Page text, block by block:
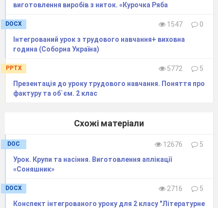
виготовлення виробів з ниток. «Курочка Ряба
DOCX 1547
0
Інтегрований урок з трудового навчання+ виховна
година (Соборна Україна)
PPTX 5772
5
Презентація до уроку трудового навчання. Поняття про
фактуру та об`єм. 2 клас
Схожі матеріали
DOC 12676
5
Урок. Крупи та насіння. Виготовлення аплікації
«Соняшник»
DOCX 2716
5
Конспект інтегрованого уроку для 2 класу "Літературне